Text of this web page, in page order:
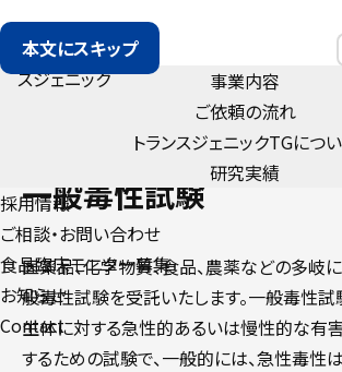
本文にスキップ
事業内容
ご依頼の流れ
トランスジェニックTGにつ
研究実績
採用情報
ご相談・お問い合わせ
食品臨床モニター募集
お知らせ
Contact
NON-CLINICAL TRIALS
一般毒性試験
医薬品、化学物質、食品、農薬などの多岐
般毒性試験を受託いたします。一般毒性試
生体に対する急性的あるいは慢性的な有
するための試験で、一般的には、急性毒性